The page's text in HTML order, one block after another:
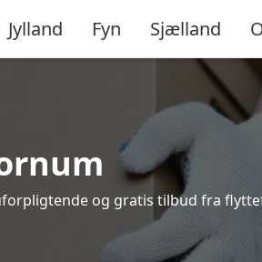
Jylland Fyn Sjælland
og gratis tilbud fra